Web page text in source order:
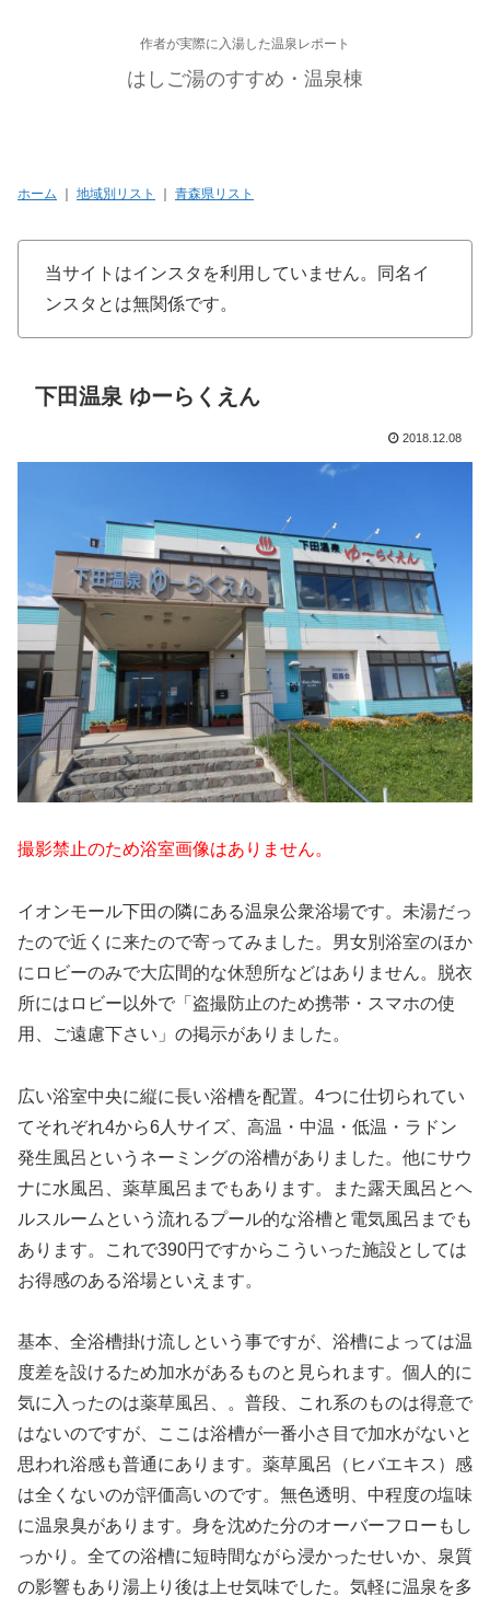
作者が実際に入湯した温泉レポート
はしご湯のすすめ・温泉棟
ホーム 地域別リスト 青森県リスト
当サイトはインスタを利用していません。同名イ
ンスタとは無関係です。
下田温泉 ゆーらくえん
2018.12.08
撮影禁止のため浴室画像はありません。
イオンモール下田の隣にある温泉公衆浴場です。未湯だっ
たので近くに来たので寄ってみました。男女別浴室のほか
にロビーのみで大広間的な休憩所などはありません。脱衣
所にはロビー以外で「盗撮防止のため携帯・スマホの使
用、ご遠慮下さい」の掲示がありました。
広い浴室中央に縦に長い浴槽を配置。4つに仕切られてい
てそれぞれ4から6人サイズ、高温・中温・低温・ラドン
発生風呂というネーミングの浴槽がありました。他にサウ
ナに水風呂、薬草風呂までもあります。また露天風呂とヘ
ルスルームという流れるプール的な浴槽と電気風呂までも
あります。これで390円ですからこういった施設としては
お得感のある浴場といえます。
基本、全浴槽掛け流しという事ですが、浴槽によっては温
度差を設けるため加水があるものと見られます。個人的に
気に入ったのは薬草風呂、。普段、これ系のものは得意で
はないのですが、ここは浴槽が一番小さ目で加水がないと
思われ浴感も普通にあります。薬草風呂（ヒバエキス）感
は全くないのが評価高いのです。無色透明、中程度の塩味
に温泉臭があります。身を沈めた分のオーバーフローもし
っかり。全ての浴槽に短時間ながら浸かったせいか、泉質
の影響もあり湯上り後は上せ気味でした。気軽に温泉を多